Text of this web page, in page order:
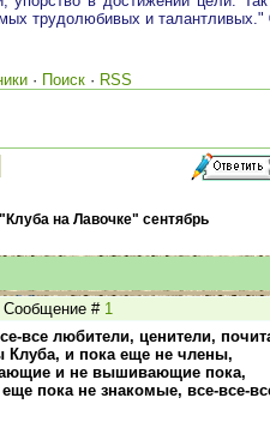
трудолюбивых и
· Поиск · RSS
на Лавочке" сентябрь
Сообщение # 1
все любители, ценители,
Клуба, и пока еще не члены,
и не вышивающие пока,
пока не знакомые, все-все-